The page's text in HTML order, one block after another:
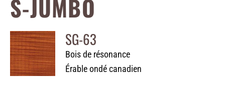
S-JUMBO
SG-63
Bois de résonance
Érable ondé canadien